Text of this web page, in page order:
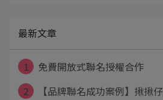
最新文章
1
免費開放式聯名授權合作
2
【品牌聯名成功案例】揪揪仔